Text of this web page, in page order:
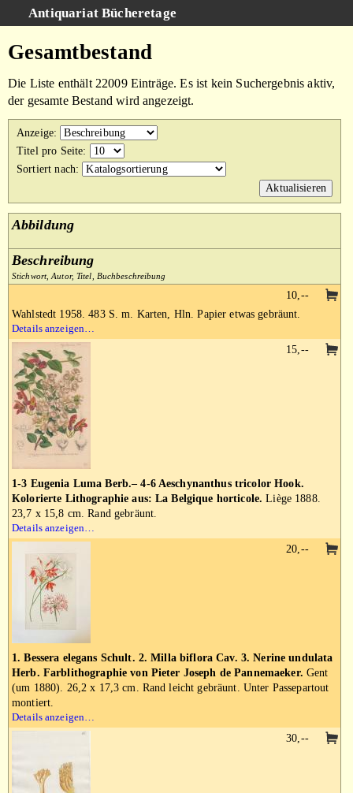
Antiquariat Bücheretage
Gesamtbestand
Warenkorb
AGB
Gesamtbestand
Die Liste enthält 22009 Einträge. Es ist kein Suchergebnis aktiv,
der gesamte Bestand wird angezeigt.
Anzeige:
Titel pro Seite:
Sortiert nach:
Abbildung
Beschreibung
Stichwort, Autor, Titel, Buchbeschreibung
Wahlstedt 1958. 483 S. m. Karten, Hln. Papier etwas gebräunt.
Details anzeigen…
10,--
1-3 Eugenia Luma Berb.– 4-6 Aeschynanthus tricolor Hook.
Kolorierte Lithographie aus: La Belgique horticole. Liège 1888.
23,7 x 15,8 cm. Rand gebräunt.
Details anzeigen…
15,--
1. Bessera elegans Schult. 2. Milla biflora Cav. 3. Nerine undulata
Herb. Farblithographie von Pieter Joseph de Pannemaeker. Gent
(um 1880). 26,2 x 17,3 cm. Rand leicht gebräunt. Unter Passepartout
montiert.
Details anzeigen…
20,--
30,--